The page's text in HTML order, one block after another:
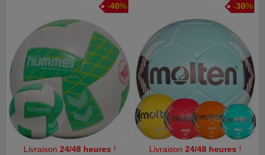
-40%
Livraison 24/48 heures !
-30%
Livraison24/48 heures !